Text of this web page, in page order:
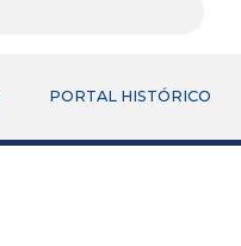
PORTAL HISTÓRICO